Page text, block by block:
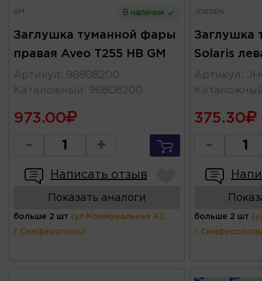
GM В наличии
Заглушка туманной фары
правая Aveo T255 HB GM
Артикул : 96808200
Каталожный : 96808200
973.00
- +
Написать отзыв
Показать аналоги
больше 2 шт (ул.Коммунальная 43,
г.Симферополь)
JORDEN
Заглушка
Solaris
Артикул :
375.30
-
больше 2 шт